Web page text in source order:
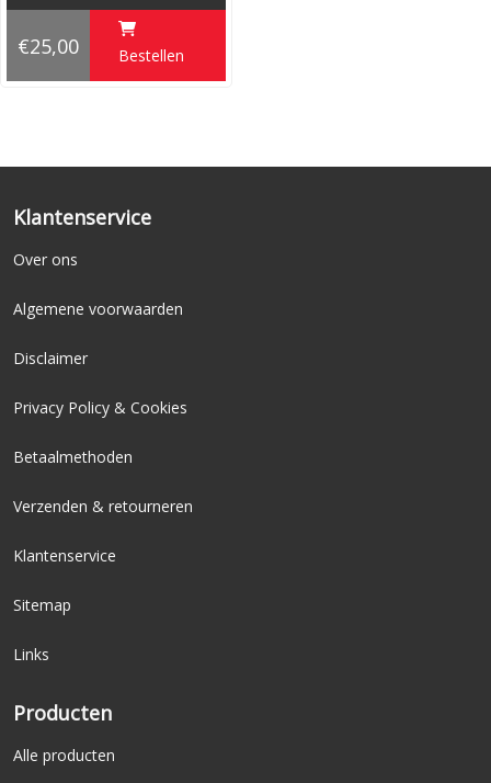
€25,00 Bestellen
Klantenservice
Over ons
Algemene voorwaarden
Disclaimer
Privacy Policy & Cookies
Betaalmethoden
Verzenden & retourneren
Klantenservice
Sitemap
Links
Producten
Alle producten